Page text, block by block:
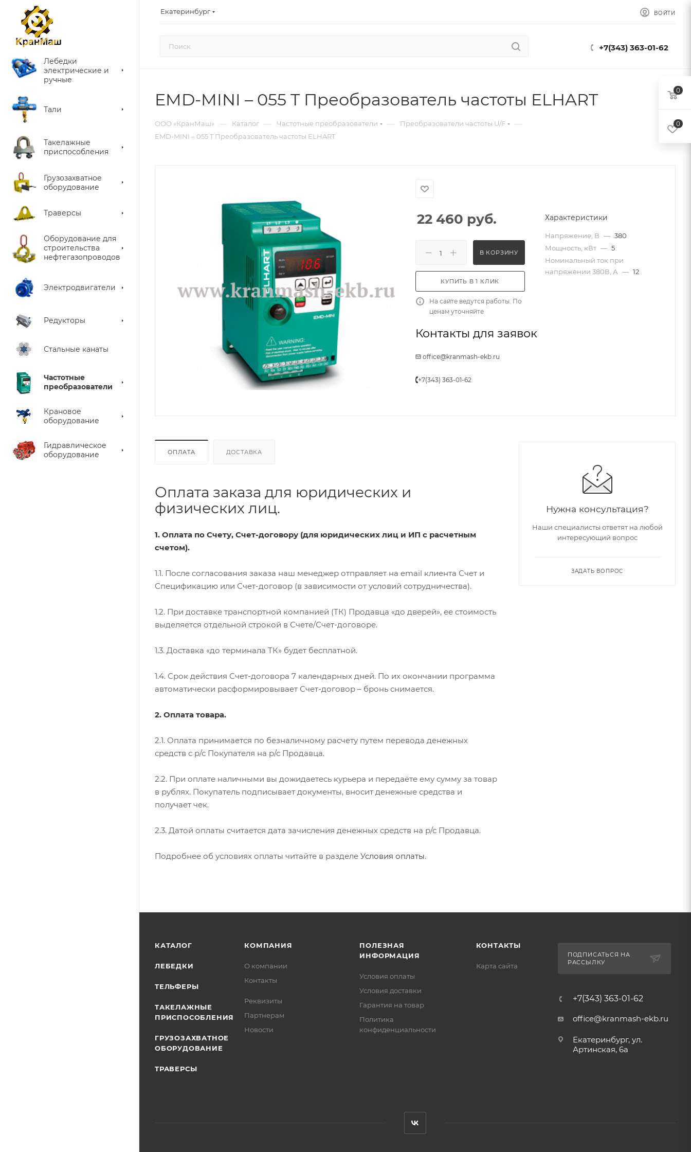
Екатеринбург ВОЙТИ
+7(343) 363-01-62
Лебедки
электрические и
ручные
Тали
Такелажные
приспособления
Грузозахватное
оборудование
Траверсы
Оборудование для
строительства
нефтегазопроводов
Электродвигатели
Редукторы
Стальные канаты
Частотные
преобразователи
Крановое
оборудование
Гидравлическое
оборудование
EMD-MINI – 055 T Преобразователь частоты ELHART
ООО «КранМаш» — Каталог — Частотные преобразователи — Преобразователи частоты U/F —
EMD-MINI – 055 T Преобразователь частоты ELHART
22 460 руб.
В КОРЗИНУ
КУПИТЬ В 1 КЛИК
На сайте ведутся работы. По
ценам уточняйте
Характеристики
Напряжение, В — 380
Мощность, кВт — 5
Номинальный ток при
напряжении 380В, А — 12
Контакты для заявок
office@kranmash-ekb.ru
+7(343) 363-01-62
ОПЛАТА ДОСТАВКА
Оплата заказа для юридических и
физических лиц.
1. Оплата по Счету, Счет-договору (для юридических лиц и ИП с расчетным
счетом).
1.1. После согласования заказа наш менеджер отправляет на email клиента Счет и
Спецификацию или Счет-договор (в зависимости от условий сотрудничества).
1.2. При доставке транспортной компанией (ТК) Продавца «до дверей», ее стоимость
выделяется отдельной строкой в Счете/Счет-договоре.
1.3. Доставка «до терминала ТК» будет бесплатной.
1.4. Срок действия Счет-договора 7 календарных дней. По их окончании программа
автоматически расформировывает Счет-договор – бронь снимается.
2. Оплата товара.
2.1. Оплата принимается по безналичному расчету путем перевода денежных
средств с р/с Покупателя на р/с Продавца.
2.2. При оплате наличными вы дожидаетесь курьера и передаёте ему сумму за товар
в рублях. Покупатель подписывает документы, вносит денежные средства и
получает чек.
2.3. Датой оплаты считается дата зачисления денежных средств на р/с Продавца.
Подробнее об условиях оплаты читайте в разделе Условия оплаты.
Нужна консультация?
Наши специалисты ответят на любой
интересующий вопрос
ЗАДАТЬ ВОПРОС
КАТАЛОГ
ЛЕБЕДКИ
ТЕЛЬФЕРЫ
ТАКЕЛАЖНЫЕ
ПРИСПОСОБЛЕНИЯ
ГРУЗОЗАХВАТНОЕ
ОБОРУДОВАНИЕ
ТРАВЕРСЫ
КОМПАНИЯ
О компании
Контакты
Реквизиты
Партнерам
Новости
ПОЛЕЗНАЯ
ИНФОРМАЦИЯ
Условия оплаты
Условия доставки
Гарантия на товар
Политика
конфиденциальности
КОНТАКТЫ
Карта сайта
ПОДПИСАТЬСЯ НА
РАССЫЛКУ
+7(343) 363-01-62
office@kranmash-ekb.ru
Екатеринбург, ул.
Артинская, 6а
0
0